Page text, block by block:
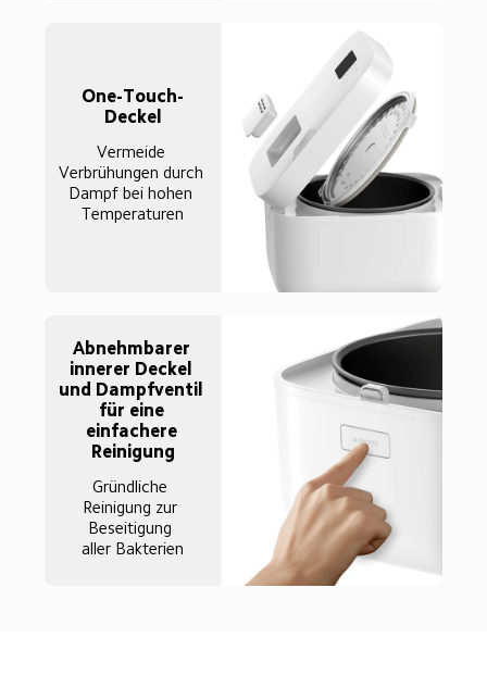
One-Touch-
Deckel
Vermeide
Verbrühungen durch
Dampf bei hohen
Temperaturen
Abnehmbarer
innerer Deckel
und Dampfventil
für eine
einfachere
Reinigung
Gründliche
Reinigung zur
Beseitigung
aller Bakterien